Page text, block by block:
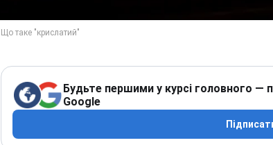
Будьте першими у курсі головного —
Google